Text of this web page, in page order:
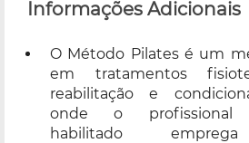
Informações Adicionais
O Método Pilates é um
em tratamentos
reabilitação e
onde o profissional
habilitado